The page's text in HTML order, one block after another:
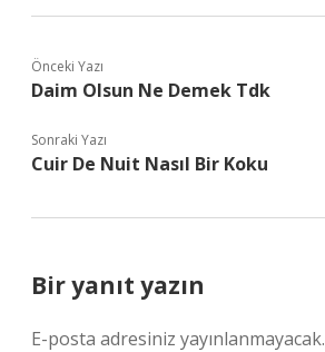
Önceki Yazı
Daim Olsun Ne Demek Tdk
Sonraki Yazı
Cuir De Nuit Nasıl Bir Koku
Bir yanıt yazın
E-posta adresiniz yayınlanmayacak.